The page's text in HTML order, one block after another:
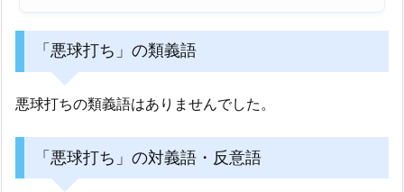
「悪球打ち」の類義語
悪球打ちの類義語はありませんでした。
「悪球打ち」の対義語・反意語